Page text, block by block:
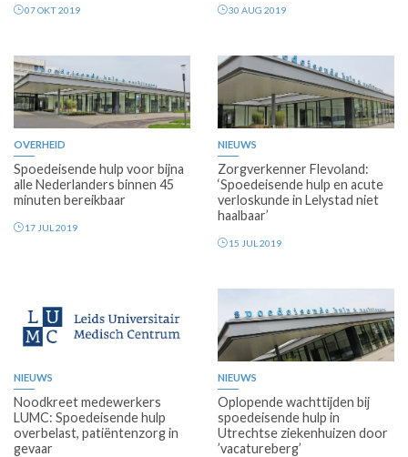
07 OKT 2019 30 AUG 2019
OVERHEID
Spoedeisende hulp voor bijna
alle Nederlanders binnen 45
minuten bereikbaar
17 JUL 2019
NIEUWS
Zorgverkenner Flevoland:
‘Spoedeisende hulp en acute
verloskunde in Lelystad niet
haalbaar’
15 JUL 2019
NIEUWS
Noodkreet medewerkers
LUMC: Spoedeisende hulp
overbelast, patiëntenzorg in
gevaar
NIEUWS
Oplopende wachttijden bij
spoedeisende hulp in
Utrechtse ziekenhuizen door
’vacatureberg’